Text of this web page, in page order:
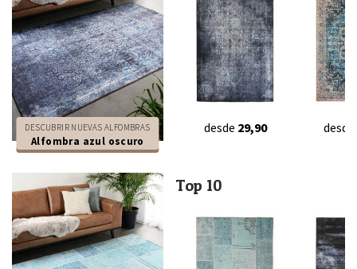
DESCUBRIR NUEVAS ALFOMBRAS
Alfombra azul oscuro
desde 29,90 desde
Top 10